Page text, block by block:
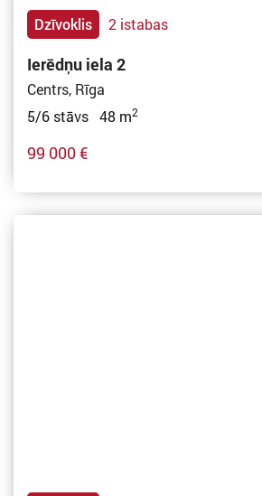
Dzīvoklis 2 istabas
Ierēdņu iela 2
Centrs, Rīga
5/6 stāvs 48 m2
99 000 €